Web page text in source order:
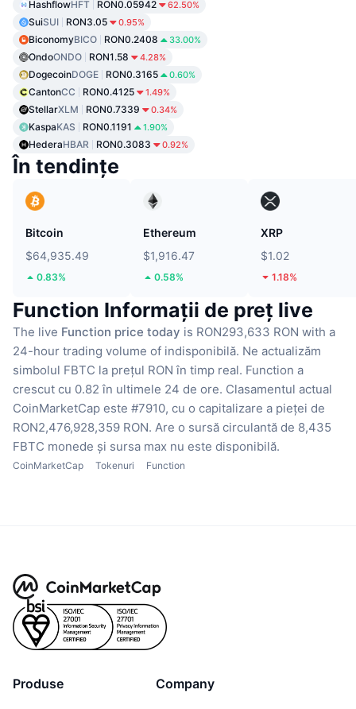
HashflowHFT RON0.05942 62.50%
SuiSUI RON3.05 0.95%
BiconomyBICO RON0.2408 33.00%
OndoONDO RON1.58 4.28%
DogecoinDOGE RON0.3165 0.60%
CantonCC RON0.4125 1.49%
StellarXLM RON0.7339 0.34%
KaspaKAS RON0.1191 1.90%
HederaHBAR RON0.3083 0.92%
În tendințe
Bitcoin
$64,935.49
0.83%
Ethereum
$1,916.47
0.58%
XRP
$1.02
1.18%
Function Informații de preț live
The live Function price today is RON293,633 RON with a
24-hour trading volume of indisponibilă. Ne actualizăm
simbolul FBTC la prețul RON în timp real. Function a
crescut cu 0.82 în ultimele 24 de ore. Clasamentul actual
CoinMarketCap este #7910, cu o capitalizare a pieței de
RON2,476,928,359 RON. Are o sursă circulantă de 8,435
FBTC monede și sursa max nu este disponibilă.
CoinMarketCap Tokenuri Function
Produse Company